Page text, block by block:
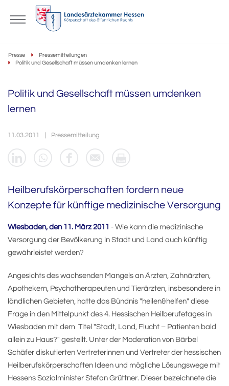
Presse
Pressemitteilungen
Politik und Gesellschaft müssen umdenken lernen
Politik und Gesellschaft müssen umdenken
lernen
11.03.2011 Pressemitteilung
Heilberufskörperschaften fordern neue
Konzepte für künftige medizinische Versorgung
Wiesbaden, den 11. März 2011 - Wie kann die medizinische
Versorgung der Bevölkerung in Stadt und Land auch künftig
gewährleistet werden?
Angesichts des wachsenden Mangels an Ärzten, Zahnärzten,
Apothekern, Psychotherapeuten und Tierärzten, insbesondere in
ländlichen Gebieten, hatte das Bündnis "heilen&helfen" diese
Frage in den Mittelpunkt des 4. Hessischen Heilberufetages in
Wiesbaden mit dem Titel "Stadt, Land, Flucht – Patienten bald
allein zu Haus?" gestellt. Unter der Moderation von Bärbel
Schäfer diskutierten Vertreterinnen und Vertreter der hessischen
Heilberufskörperschaften Ideen und mögliche Lösungswege mit
Hessens Sozialminister Stefan Grüttner. Dieser bezeichnete die